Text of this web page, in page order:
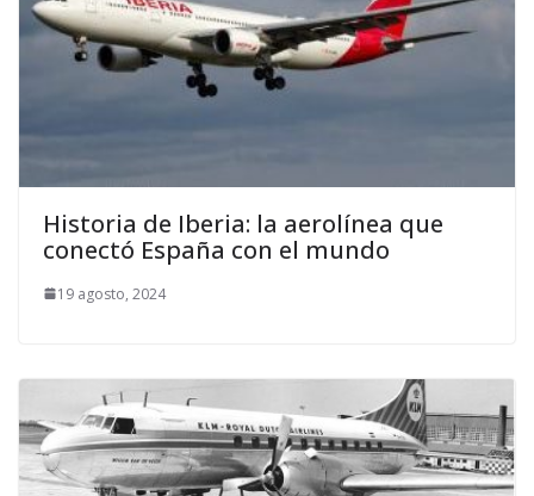
Historia de Iberia: la aerolínea que
conectó España con el mundo
19 agosto, 2024